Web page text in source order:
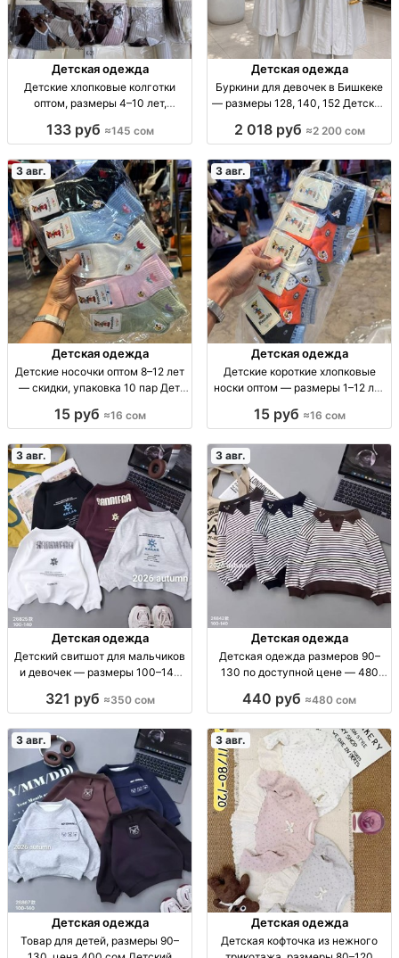
Детская одежда
Детские хлопковые колготки
оптом, размеры 4–10 лет,
колготки, р-р 4–10 лет, разн.
133 руб ≈145 сом
Детская одежда
Буркини для девочек в Бишкеке
— размеры 128, 140, 152 Детские
комбинированный верх, р-р
ограниченная парти
2 018 руб ≈2 200 сом
3 авг.
Детская одежда
Детские носочки оптом 8–12 лет
— скидки, упаковка 10 пар Дет.
16 сом
15 руб ≈16 сом
3 авг.
Детская одежда
Детские короткие хлопковые
носки оптом — размеры 1–12 лет
4–8, 8–12 лет, уп. 10 шт.
15 руб ≈16 сом
3 авг.
Детская одежда
Детский свитшот для мальчиков
и девочек — размеры 100–140
100–140, 350 сом
321 руб ≈350 сом
3 авг.
Детская одежда
Детская одежда размеров 90–
130 по доступной цене — 480
480 сом
440 руб ≈480 сом
3 авг.
Детская одежда
Товар для детей, размеры 90–
3 авг.
Детская одежда
Детская кофточка из нежного